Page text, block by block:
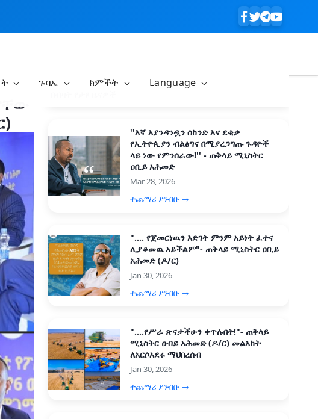
ጉባኤ ክምችት Language
''እኛ እያንዳንዷን ሰከንድ እና ደቂቃ
የኢትዮጲያን ብልፅግና በሚያረጋግጡ ጉዳዮች
ላይ ነው የምንሰራው!'' - ጠቅላይ ሚኒስትር
ዐቢይ አሕመድ
Mar 28, 2026
ተጨማሪ ያንብቡ →
".... የጀመርነዉን እድገት ምንም አይነት ፈተና
ሊያቆመዉ አይችልም"- ጠቅላይ ሚኒስትር ዐቢይ
አሕመድ (ዶ/ር)
Jan 30, 2026
ተጨማሪ ያንብቡ →
"....የሥራ ጽናታችሁን ቀጥሉበት!"- ጠቅላይ
ሚኒስትር ዐብይ አሕመድ (ዶ/ር) መልእክት
ለአርሶአደሩ ማህበረሰብ
Jan 30, 2026
ተጨማሪ ያንብቡ →